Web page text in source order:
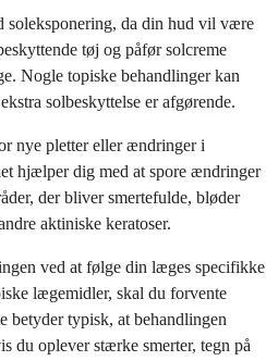
soleksponering, da din hud vil være
tøj og påfør solcreme
Nogle topiske behandlinger kan
solbeskyttelse er afgørende.
nye pletter eller ændringer i
hjælper dig med at spore ændringer
der bliver smertefulde, bløder
aktiniske keratoser.
ved at følge din læges specifikke
lægemidler, skal du forvente
betyder typisk, at behandlingen
du oplever stærke smerter, tegn på